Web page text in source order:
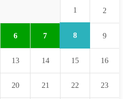
1 2
6 7 8 9
13 14 15 16
20 21 22 23